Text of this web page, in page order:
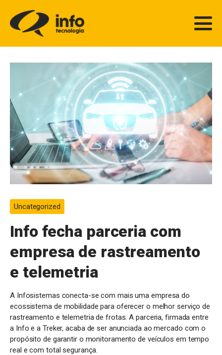
Uncategorized
Info fecha parceria com
empresa de rastreamento
e telemetria
A Infosistemas conecta-se com mais uma empresa do
ecossistema de mobilidade para oferecer o melhor serviço de
rastreamento e telemetria de frotas. A parceria, firmada entre
a Info e a Treker, acaba de ser anunciada ao mercado com o
propósito de garantir o monitoramento de veículos em tempo
real e com total segurança.